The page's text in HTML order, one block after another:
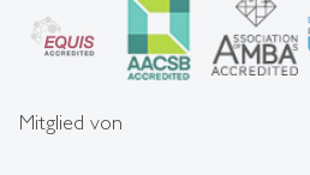
Mitglied von